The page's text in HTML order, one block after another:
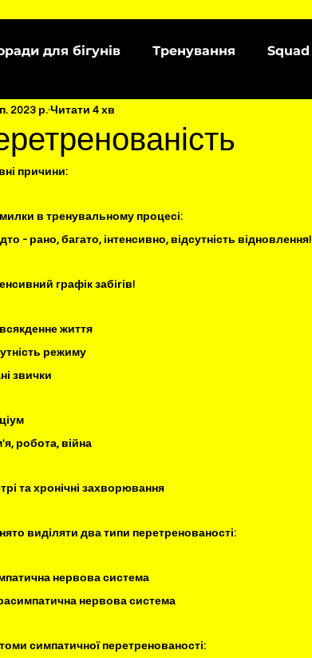
для бігунів Тренування Squad
Забіг
2023 р. Читати 4 хв
причини:
в тренувальному процесі:
- рано, багато, інтенсивно, відсутність відновлення!
графік забігів!
життя
режиму
звички
робота, війна
та хронічні захворювання
виділяти два типи перетренованості:
нервова система
нервова система
симпатичної перетренованості: